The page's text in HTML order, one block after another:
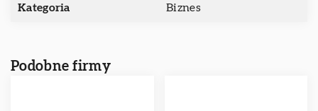
Kategoria Biznes
Podobne firmy